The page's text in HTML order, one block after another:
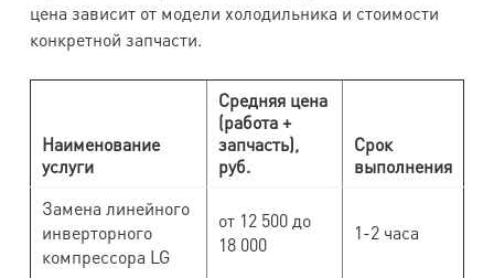
цена зависит от модели холодильника и стоимости
конкретной запчасти.
Наименование
услуги
Средняя цена
(работа +
запчасть),
руб.
Срок
выполнения
Замена линейного
инверторного
компрессора LG
от 12 500 до
18 000
1-2 часа